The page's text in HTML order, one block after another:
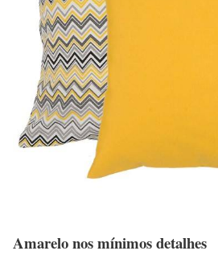
Amarelo nos mínimos detalhes